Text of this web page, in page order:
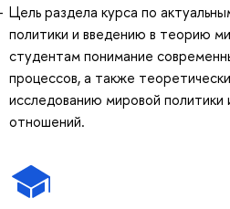
Цель раздела курса по
политики и введению в теорию
студентам понимание
процессов, а также
исследованию мировой
отношений.